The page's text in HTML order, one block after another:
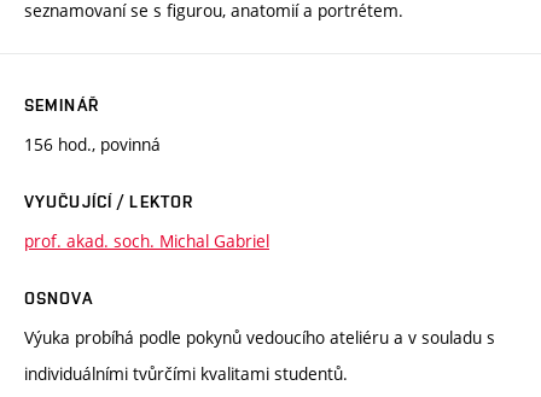
seznamovaní se s figurou, anatomií a portrétem.
SEMINÁŘ
156 hod., povinná
VYUČUJÍCÍ / LEKTOR
prof. akad. soch. Michal Gabriel
OSNOVA
Výuka probíhá podle pokynů vedoucího ateliéru a v souladu s
individuálními tvůrčími kvalitami studentů.